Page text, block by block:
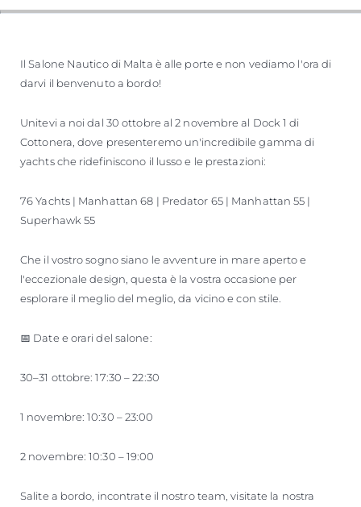
Il Salone Nautico di Malta è alle porte e non vediamo l'ora di
darvi il benvenuto a bordo!
Unitevi a noi dal 30 ottobre al 2 novembre al Dock 1 di
Cottonera, dove presenteremo un'incredibile gamma di
yachts che ridefiniscono il lusso e le prestazioni:
76 Yachts | Manhattan 68 | Predator 65 | Manhattan 55 |
Superhawk 55
Che il vostro sogno siano le avventure in mare aperto e
l'eccezionale design, questa è la vostra occasione per
esplorare il meglio del meglio, da vicino e con stile.
📅 Date e orari del salone:
30–31 ottobre: ​​17:30 – 22:30
1 novembre: 10:30 – 23:00
2 novembre: 10:30 – 19:00
Salite a bordo, incontrate il nostro team, visitate la nostra